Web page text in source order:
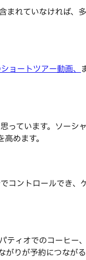
まれていなければ、
ョートツアー動画、
っています。ソーシ
めます。
コントロールでき、
ティオでのコーヒー
りが予約につながる